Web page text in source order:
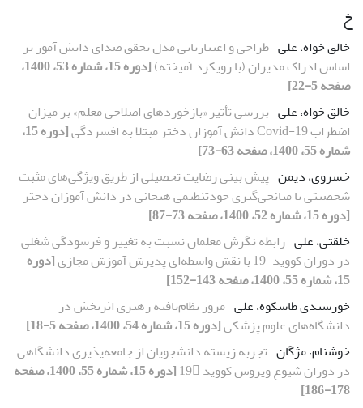
خ
خالق خواه، علی طراحی و اعتباریابی مدل تحقق صدای دانش ‏آموز بر
اساس ادراک مدیران (با رویکرد آمیخته)
[دوره 15، شماره 53، 1400،
صفحه 5-22]
خالق خواه، علی بررسی تأثیر «بازخوردهای اصلاحی معلم» بر میزان
اضطراب Covid-19 دانش ‏آموزان دختر مبتلا به افسردگی
[دوره 15،
شماره 55، 1400، صفحه 63-73]
خسروی، دیمن پیش بینی رضایت تحصیلی از طریق ویژگی‌های مثبت
شخصیتی با میانجی‌گیری خودتنظیمی هیجانی در دانش آموزان دختر
[دوره 15، شماره 52، 1400، صفحه 73-87]
خلقتی، علی رابطه نگرش معلمان نسبت به تغییر و فرسودگی شغلی
در دوران کووید-19 با نقش واسطه‌ای پذیرش آموزش مجازی
[دوره
15، شماره 55، 1400، صفحه 143-152]
خورسندی طاسکوه، علی مرور نظام‌یافته رهبری اثربخش در
دانشگاه‌های علوم پزشکی[دوره 15، شماره 54، 1400، صفحه 5-18]
خوشنام، مژگان تجربه زیسته دانشجویان از جامعه‌پذیری دانشگاهی
در دوران شیوع ویروس کووید 19
[دوره 15، شماره 55، 1400، صفحه
178-186]